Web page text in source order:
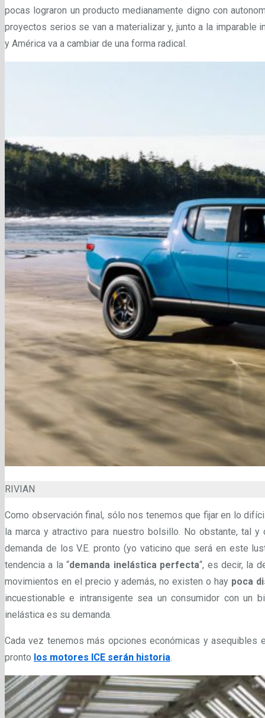
pocas lograron un producto medianamente digno con
proyectos serios se van a materializar y, junto a la imparable
y América va a cambiar de una forma radical.
RIVIAN
Como observación final, sólo nos tenemos que fijar en lo
la marca y atractivo para nuestro bolsillo. No obstante, tal
demanda de los V.E. pronto (yo vaticino que será en este
tendencia a la “demanda inelástica perfecta“, es decir, la
movimientos en el precio y además, no existen o hay poca
incuestionable e intransigente sea un consumidor con un
inelástica es su demanda.
Cada vez tenemos más opciones económicas y asequibles
pronto los motores ICE serán historia.